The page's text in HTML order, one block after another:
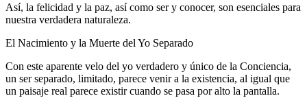
Así, la felicidad y la paz, así como ser y conocer, son esenciales para
nuestra verdadera naturaleza.
El Nacimiento y la Muerte del Yo Separado
Con este aparente velo del yo verdadero y único de la Conciencia,
un ser separado, limitado, parece venir a la existencia, al igual que
un paisaje real parece existir cuando se pasa por alto la pantalla.